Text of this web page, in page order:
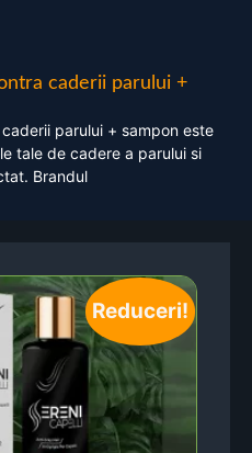
caderii parului +
parului + sampon este
tale de cadere a parului si
Brandul
Reduceri!